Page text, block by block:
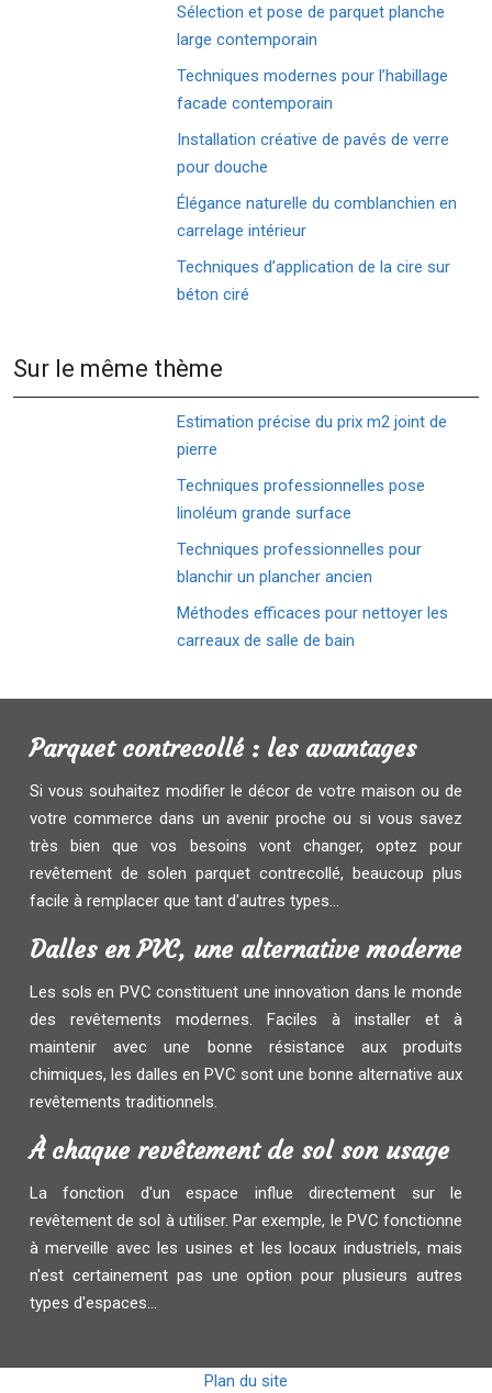
Sélection et pose de parquet planche
large contemporain
Techniques modernes pour l’habillage
facade contemporain
Installation créative de pavés de verre
pour douche
Élégance naturelle du comblanchien en
carrelage intérieur
Techniques d’application de la cire sur
béton ciré
Sur le même thème
Estimation précise du prix m2 joint de
pierre
Techniques professionnelles pose
linoléum grande surface
Techniques professionnelles pour
blanchir un plancher ancien
Méthodes efficaces pour nettoyer les
carreaux de salle de bain
Parquet contrecollé : les avantages
Si vous souhaitez modifier le décor de votre maison ou de
votre commerce dans un avenir proche ou si vous savez
très bien que vos besoins vont changer, optez pour
revêtement de solen parquet contrecollé, beaucoup plus
facile à remplacer que tant d'autres types...
Dalles en PVC, une alternative moderne
Les sols en PVC constituent une innovation dans le monde
des revêtements modernes. Faciles à installer et à
maintenir avec une bonne résistance aux produits
chimiques, les dalles en PVC sont une bonne alternative aux
revêtements traditionnels.
À chaque revêtement de sol son usage
La fonction d'un espace influe directement sur le
revêtement de sol à utiliser. Par exemple, le PVC fonctionne
à merveille avec les usines et les locaux industriels, mais
n'est certainement pas une option pour plusieurs autres
types d'espaces...
Plan du site